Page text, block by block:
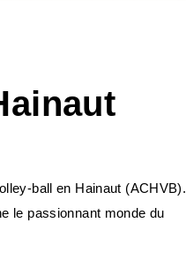
ball en Hainaut (ACHVB).
le passionnant monde du